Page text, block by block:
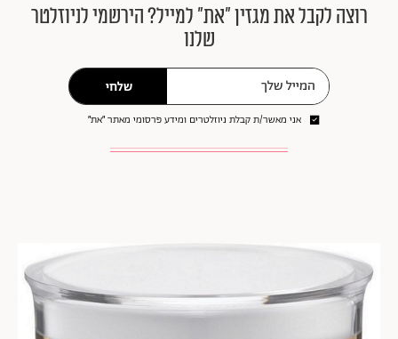
רוצה לקבל את מגזין ״את״ למייל? הירשמי לניוזלטר
שלנו
שלחי
אני מאשר/ת קבלת ניוזלטרים ומידע פרסומי מאתר ״את״